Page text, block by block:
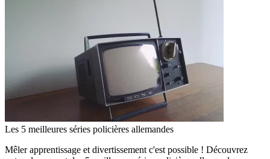
Les 5 meilleures séries policières allemandes
Mêler apprentissage et divertissement c'est possible ! Découvrez